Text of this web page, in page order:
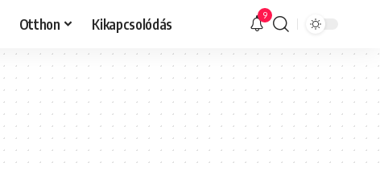
Otthon Kikapcsolódás 9